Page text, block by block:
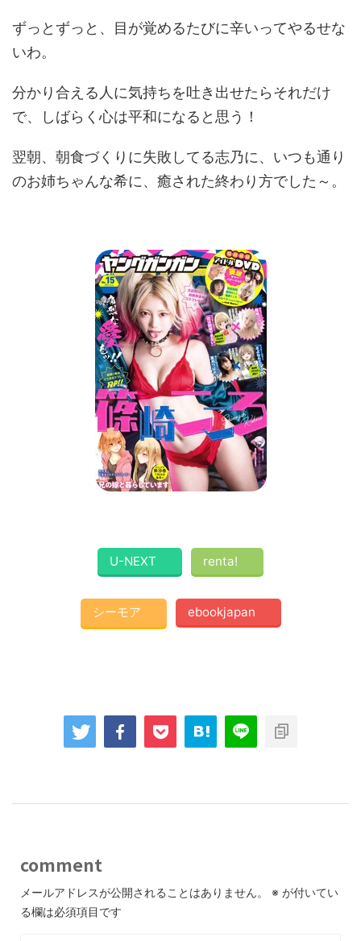
ずっとずっと、目が覚めるたびに辛いってやるせな
いわ。
分かり合える人に気持ちを吐き出せたらそれだけ
で、しばらく心は平和になると思う！
翌朝、朝食づくりに失敗してる志乃に、いつも通り
のお姉ちゃんな希に、癒された終わり方でした～。
U-NEXT renta!
シーモア ebookjapan
comment
メールアドレスが公開されることはありません。 ※ が付いてい
る欄は必須項目です